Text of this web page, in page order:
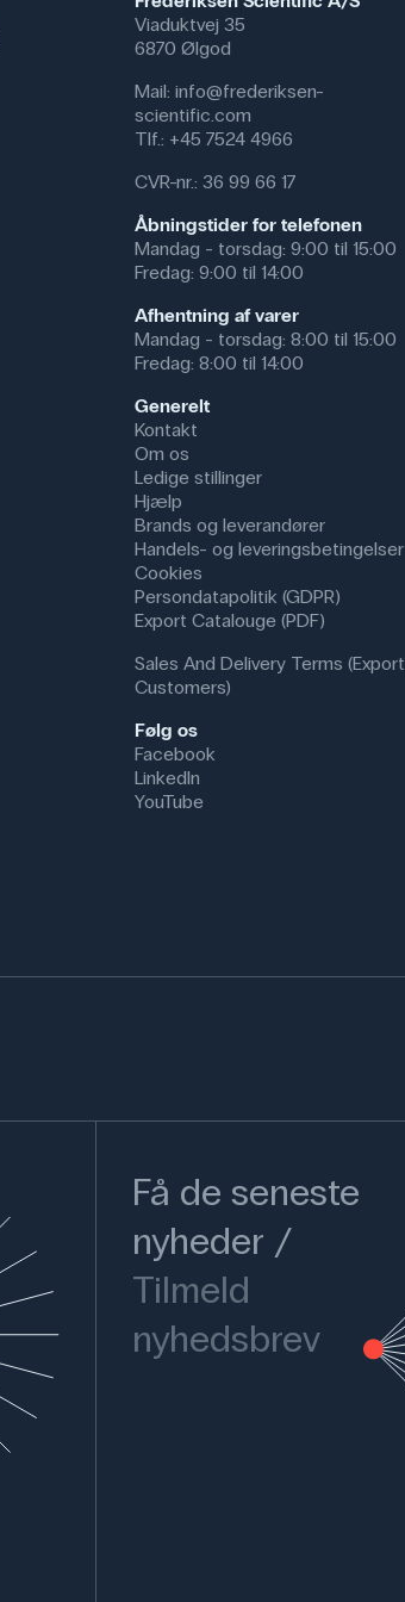
Viaduktvej 35
6870 Ølgod
Mail: info@frederiksen-
scientific.com
Tlf.: +45 7524 4966
CVR-nr.: 36 99 66 17
Åbningstider for telefonen
Mandag - torsdag: 9:00 til 15:00
Fredag: 9:00 til 14:00
Afhentning af varer
Mandag - torsdag: 8:00 til 15:00
Fredag: 8:00 til 14:00
Generelt
Kontakt
Om os
Ledige stillinger
Hjælp
Brands og leverandører
Handels- og leveringsbetingelser
Cookies
Persondatapolitik (GDPR)
Export Catalouge (PDF)
Sales And Delivery Terms (Export
Customers)
Følg os
Facebook
LinkedIn
YouTube
Få de seneste
nyheder
Tilmeld
nyhedsbrev